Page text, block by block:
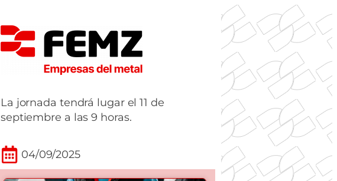
La jornada tendrá lugar el 11 de
septiembre a las 9 horas.
04/09/2025